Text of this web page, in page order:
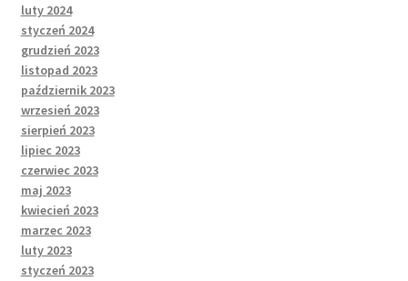
luty 2024
styczeń 2024
grudzień 2023
listopad 2023
październik 2023
wrzesień 2023
sierpień 2023
lipiec 2023
czerwiec 2023
maj 2023
kwiecień 2023
marzec 2023
luty 2023
styczeń 2023